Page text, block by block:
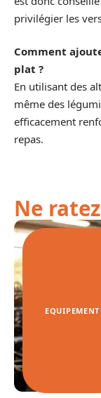
privilégier les
Comment
plat ?
En utilisant des
même des
efficacement
repas.
Ne
EQUIPEMENT